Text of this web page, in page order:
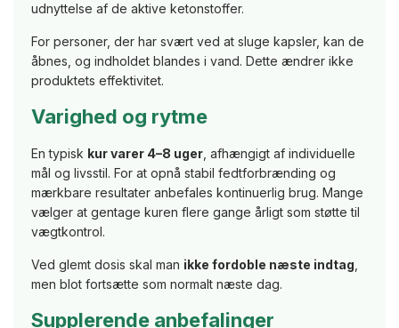
udnyttelse af de aktive ketonstoffer.
For personer, der har svært ved at sluge kapsler, kan de
åbnes, og indholdet blandes i vand. Dette ændrer ikke
produktets effektivitet.
Varighed og rytme
En typisk kur varer 4–8 uger , afhængigt af individuelle
mål og livsstil. For at opnå stabil fedtforbrænding og
mærkbare resultater anbefales kontinuerlig brug. Mange
vælger at gentage kuren flere gange årligt som støtte til
vægtkontrol.
Ved glemt dosis skal man ikke fordoble næste indtag
men blot fortsætte som normalt næste dag.
Supplerende anbefalinger